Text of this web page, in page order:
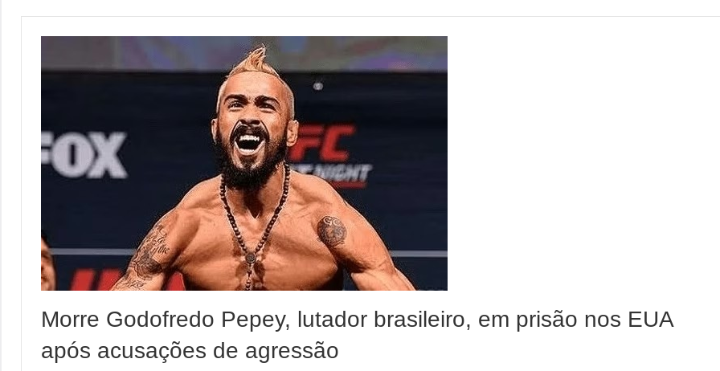
Morre Godofredo Pepey, lutador brasileiro, em prisão nos EUA
após acusações de agressão